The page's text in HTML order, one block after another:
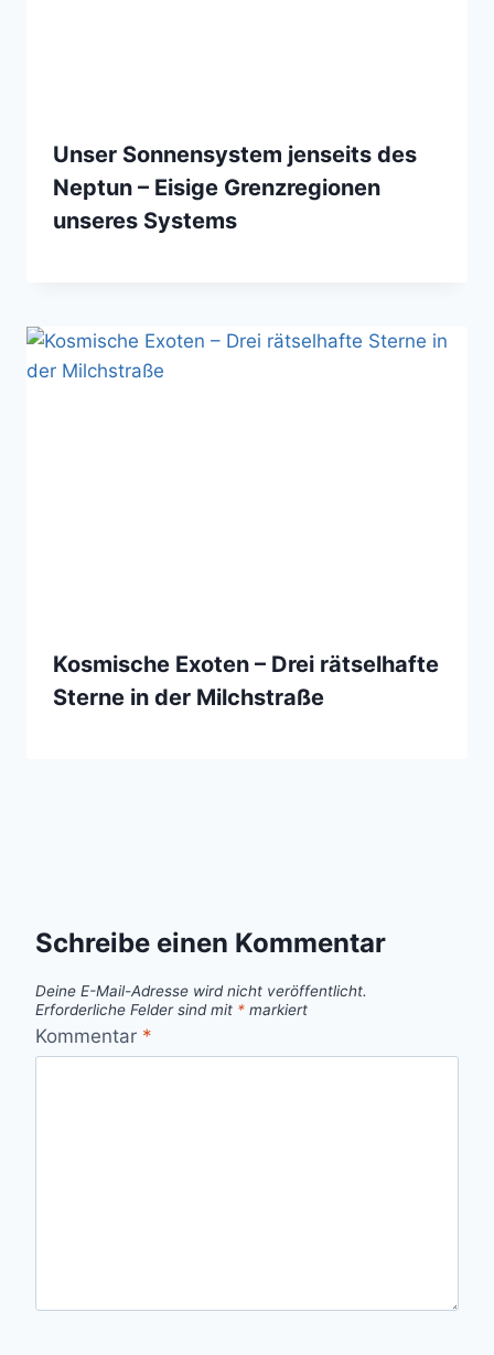
Unser Sonnensystem jenseits des
Neptun – Eisige Grenzregionen
unseres Systems
Kosmische Exoten – Drei rätselhafte
Sterne in der Milchstraße
Schreibe einen Kommentar
Deine E-Mail-Adresse wird nicht veröffentlicht.
Erforderliche Felder sind mit * markiert
Kommentar *